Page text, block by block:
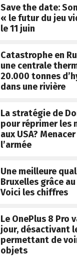
Save the date:
« le futur du jeu
le 11 juin
Catastrophe en
une centrale
20.000 tonnes
dans une rivière
La stratégie de
pour réprimer les
aux USA?
l’armée
Une meilleure
Bruxelles grâce
Voici les chiffres
Le OnePlus 8 Pro
jour, désactivant
permettant de
objets